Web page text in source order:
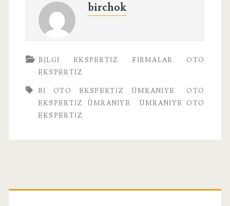
birchok
BILGI EKSPERTIZ FIRMALAR
OTO
EKSPERTIZ
BI OTO EKSPERTIZ ÜMRANIYE
OTO
EKSPERTIZ ÜMRANIYE
ÜMRANIYE OTO
EKSPERTIZ
Birincil